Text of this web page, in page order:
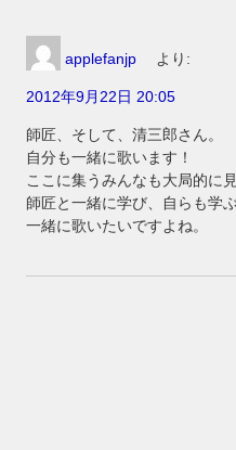
applefanjp より:
2012年9月22日 20:05
師匠、そして、清三郎さん。
自分も一緒に歌います！
ここに集うみんなも大局的に
師匠と一緒に学び、自らも学ぶ
一緒に歌いたいですよね。